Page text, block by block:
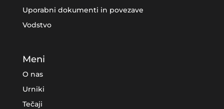
Uporabni dokumenti in povezave
Vodstvo
Meni
O nas
Urniki
Tečaji